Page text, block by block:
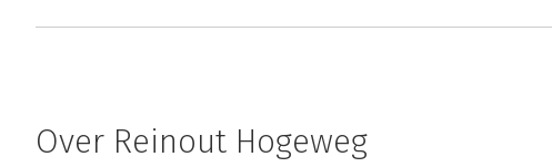
Over Reinout Hogeweg